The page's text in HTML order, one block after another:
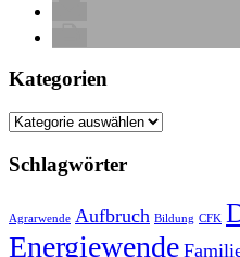
Kategorien
Kategorien
Schlagwörter
Agrarwende Aufbruch Bildung CFK
Energiewende